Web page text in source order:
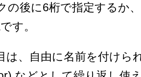
の後に6桁で指定するか
す。
は、自由に名前を付けら